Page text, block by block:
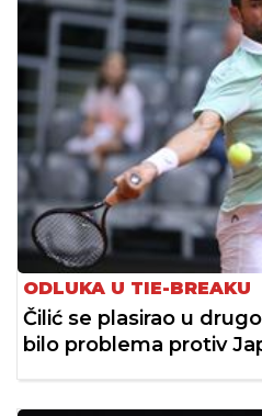
ODLUKA U TIE-BREAKU
Čilić se plasirao u
bilo problema protiv